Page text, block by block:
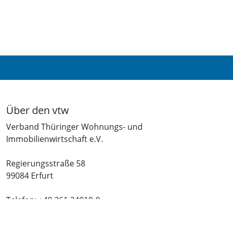
Über den vtw
Verband Thüringer Wohnungs- und
Immobilienwirtschaft e.V.
Regierungsstraße 58
99084 Erfurt
Telefon: +49 361 34010-0